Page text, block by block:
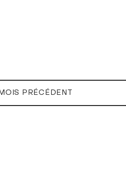
MOIS PRÉCÉDENT